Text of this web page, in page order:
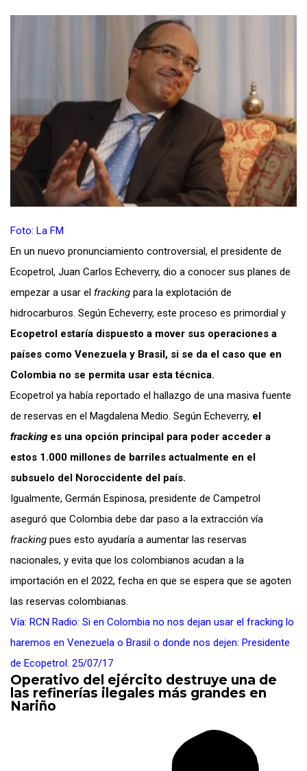
Foto: La FM
En un nuevo pronunciamiento controversial, el presidente de
Ecopetrol, Juan Carlos Echeverry, dio a conocer sus planes de
empezar a usar el fracking para la explotación de
hidrocarburos. Según Echeverry, este proceso es primordial y
Ecopetrol estaría dispuesto a mover sus operaciones a
países como Venezuela y Brasil, si se da el caso que en
Colombia no se permita usar esta técnica.
Ecopetrol ya había reportado el hallazgo de una masiva fuente
de reservas en el Magdalena Medio. Según Echeverry, el
fracking es una opción principal para poder acceder a
estos 1.000 millones de barriles actualmente en el
subsuelo del Noroccidente del país.
Igualmente, Germán Espinosa, presidente de Campetrol
aseguró que Colombia debe dar paso a la extracción vía
fracking pues esto ayudaría a aumentar las reservas
nacionales, y evita que los colombianos acudan a la
importación en el 2022, fecha en que se espera que se agoten
las reservas colombianas.
Vía: RCN Radio: Si en Colombia no nos dejan usar el fracking lo
haremos en Venezuela o Brasil o donde nos dejen: Presidente
de Ecopetrol. 25/07/17
Operativo del ejército destruye una de
las refinerías ilegales más grandes en
Nariño